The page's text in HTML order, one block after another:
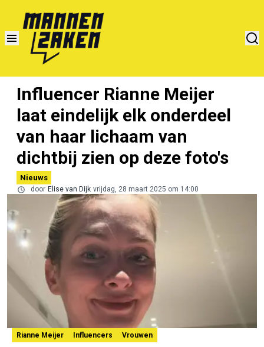
Influencer Rianne Meijer
laat eindelijk elk onderdeel
van haar lichaam van
dichtbij zien op deze foto's
Nieuws
door Elise van Dijk vrijdag, 28 maart 2025 om 14:00
Rianne Meijer Influencers Vrouwen